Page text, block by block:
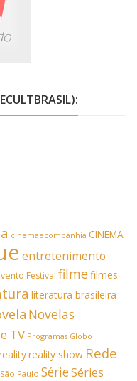
cinemaecompanhia CINEMA
entretenimento
Festival filmefilmes
literatura brasileira
Novelas
TV Programas Globo
reality show Rede
São Paulo SérieSéries